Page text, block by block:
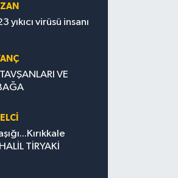
yıkıcı virüsü insanı
VE
TİRYAKİ